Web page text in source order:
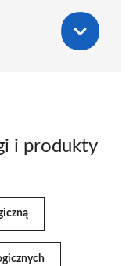
i produkty